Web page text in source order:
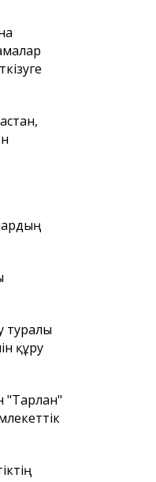
туралы
құру
"Тарлан"